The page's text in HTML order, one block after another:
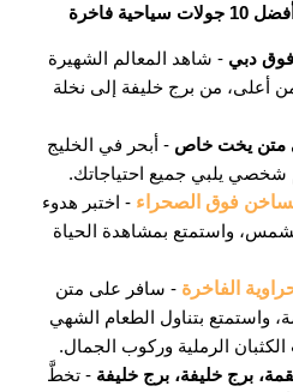
فاخرة
فوق دبي - شاهد المعالم الشهيرة
أعلى، من برج خليفة إلى نخلة
متن يخت خاص - أبحر في الخليج
شخصي يلبي جميع احتياجاتك.
فوق الصحراء - اختبر هدوء
واستمتع بمشاهدة الحياة
الفاخرة - سافر على متن
واستمتع بتناول الطعام الشهي
الرملية وركوب الجمال.
برج خليفة، برج خليفة - تخطَّ